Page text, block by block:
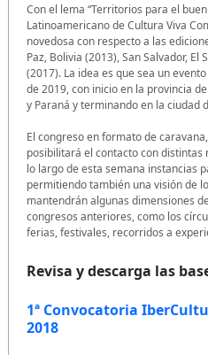
Con el lema “Territorios para el
Latinoamericano de Cultura Viva
novedosa con respecto a las
Paz, Bolivia (2013), San Salvador,
(2017). La idea es que sea un
de 2019, con inicio en la provincia
y Paraná y terminando en la ciudad
El congreso en formato de
posibilitará el contacto con
lo largo de esta semana instancias
permitiendo también una visión de
mantendrán algunas dimensiones
congresos anteriores, como los
ferias, festivales, recorridos a
Revisa y descarga las
1ª Convocatoria
2018